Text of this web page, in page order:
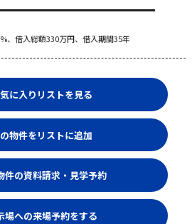
、借入総額330万円、借入期間35年
に入りリストを見る
場への来場予約をする